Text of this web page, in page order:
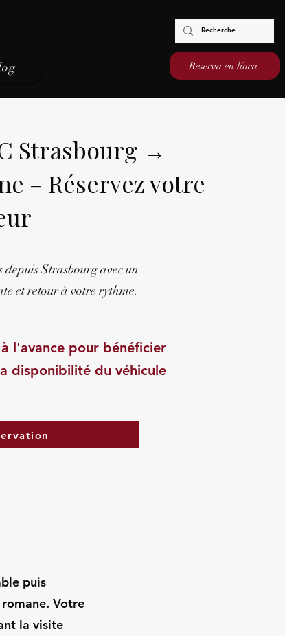
Reserva en línea
Strasbourg →
– Réservez votre
depuis Strasbourg avec un
et retour à votre rythme.
l'avance pour bénéficier
disponibilité du véhicule
puis
Votre
la visite